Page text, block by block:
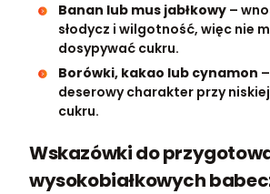
Banan lub mus jabłkowy –
słodycz i wilgotność, więc nie
dosypywać cukru.
Borówki, kakao lub cynamon
deserowy charakter przy
cukru.
Wskazówki do
wysokobiałkowych